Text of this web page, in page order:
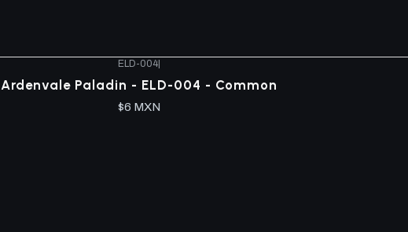
ELD-004|
Ardenvale Paladin - ELD-004 - Common
$6 MXN